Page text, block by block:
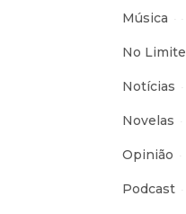
Música
No Limite
Notícias
Novelas
Opinião
Podcast